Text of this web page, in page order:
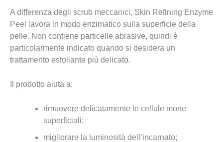
A differenza degli scrub meccanici, Skin Refining Enzyme
Peel lavora in modo enzimatico sulla superficie della
pelle. Non contiene particelle abrasive, quindi è
particolarmente indicato quando si desidera un
trattamento esfoliante più delicato.
Il prodotto aiuta a:
rimuovere delicatamente le cellule morte
superficiali;
migliorare la luminosità dell’incarnato;